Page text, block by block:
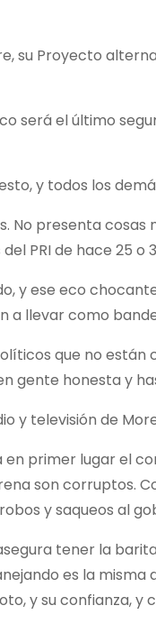
su Proyecto
será el último
y todos los
presenta
PRI de hace 25 o
y ese eco
a llevar como
que no
gente honesta y
y televisión de
primer lugar el
son corruptos.
y saqueos al
tener la
es la
y su confianza,